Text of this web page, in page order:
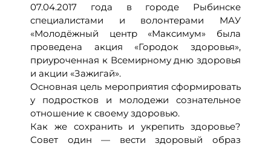
07.04.2017 года в городе Рыбинске
специалистами и волонтерами МАУ
«Молодёжный центр «Максимум» была
проведена акция «Городок здоровья»,
приуроченная к Всемирному дню здоровья
и акции «Зажигай».
Основная цель мероприятия сформировать
у подростков и молодежи сознательное
отношение к своему здоровью.
Как же сохранить и укрепить здоровье?
Совет один — вести здоровый образ